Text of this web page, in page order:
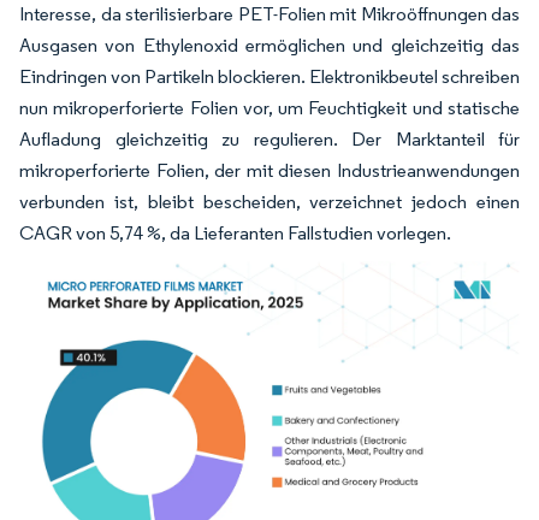
Interesse, da sterilisierbare PET-Folien mit Mikroöffnungen das
Ausgasen von Ethylenoxid ermöglichen und gleichzeitig das
Eindringen von Partikeln blockieren. Elektronikbeutel schreiben
nun mikroperforierte Folien vor, um Feuchtigkeit und statische
Aufladung gleichzeitig zu regulieren. Der Marktanteil für
mikroperforierte Folien, der mit diesen Industrieanwendungen
verbunden ist, bleibt bescheiden, verzeichnet jedoch einen
CAGR von 5,74 %, da Lieferanten Fallstudien vorlegen.